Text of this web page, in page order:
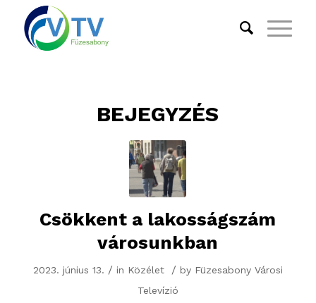
BEJEGYZÉS
Csökkent a lakosságszám
városunkban
2023. június 13. / in Közélet / by Füzesabony Városi
Televízió